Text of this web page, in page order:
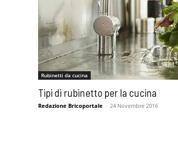
Rubinetti da cucina
Tipi di rubinetto per la cucina
Redazione Bricoportale - 24 Novembre 2016